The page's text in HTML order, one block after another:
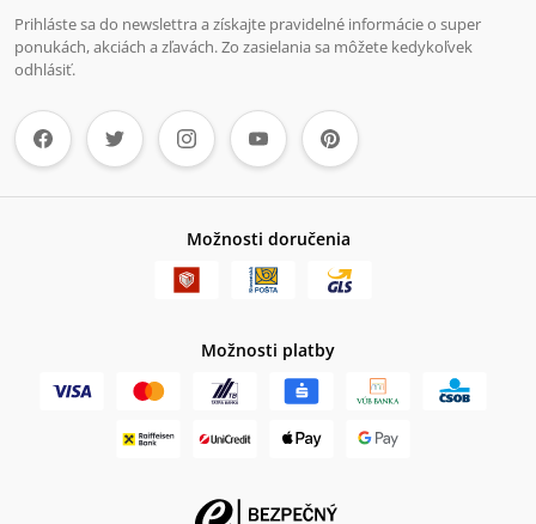
Prihláste sa do newslettra a získajte pravidelné informácie o super
ponukách, akciách a zľavách. Zo zasielania sa môžete kedykoľvek
odhlásiť.
Možnosti doručenia
Možnosti platby